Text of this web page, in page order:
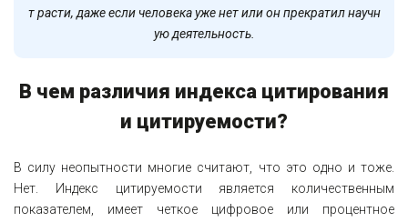
т расти, даже если человека уже нет или он прекратил научн
ую деятельность.
В чем различия индекса цитирования
и цитируемости?
В силу неопытности многие считают, что это одно и тоже.
Нет. Индекс цитируемости является количественным
показателем, имеет четкое цифровое или процентное